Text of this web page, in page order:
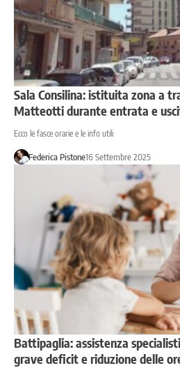
Sala Consilina: istituita zona a
Matteotti durante entrata e
Ecco le fasce orarie e le info utili
Federica Pistone16 Settembre 2025
Battipaglia: assistenza
grave deficit e riduzione delle